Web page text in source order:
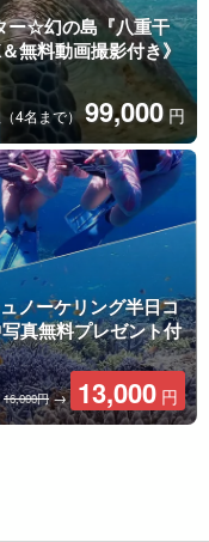
ー☆幻の島『八重干
無料動画撮影付き》
4名まで）99,000 円
ノーケリング半日コ
真無料プレゼント付
16,000円→ 13,000 円